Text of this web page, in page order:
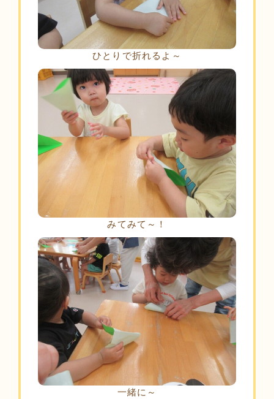
ひとりで折れるよ～
みてみて～！
一緒に～